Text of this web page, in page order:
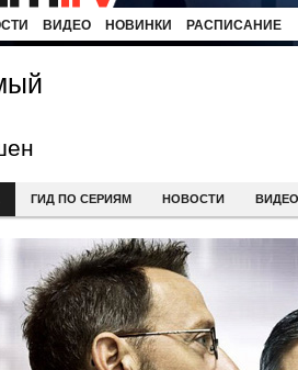
ВИДЕО НОВИНКИ РАСПИСАНИЕ
ГИД ПО СЕРИЯМ НОВОСТИ ВИДЕО